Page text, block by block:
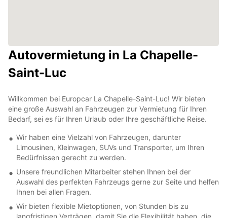
Autovermietung in La Chapelle-
Saint-Luc
Willkommen bei Europcar La Chapelle-Saint-Luc! Wir bieten
eine große Auswahl an Fahrzeugen zur Vermietung für Ihren
Bedarf, sei es für Ihren Urlaub oder Ihre geschäftliche Reise.
Wir haben eine Vielzahl von Fahrzeugen, darunter
Limousinen, Kleinwagen, SUVs und Transporter, um Ihren
Bedürfnissen gerecht zu werden.
Unsere freundlichen Mitarbeiter stehen Ihnen bei der
Auswahl des perfekten Fahrzeugs gerne zur Seite und helfen
Ihnen bei allen Fragen.
Wir bieten flexible Mietoptionen, von Stunden bis zu
langfristigen Verträgen, damit Sie die Flexibilität haben, die